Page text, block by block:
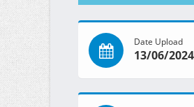
Date Upload
13/06/